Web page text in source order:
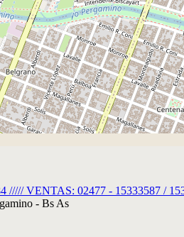
VENTAS: 02477 - 15333587 /
- Bs As